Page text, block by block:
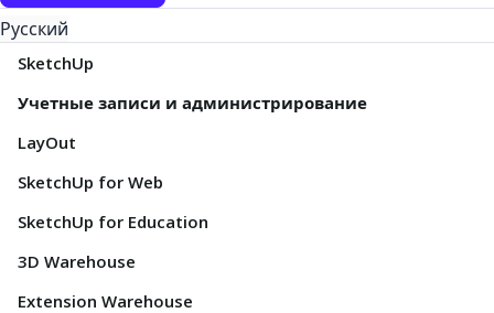
Русский
SketchUp
Учетные записи и администрирование
LayOut
SketchUp for Web
SketchUp for Education
3D Warehouse
Extension Warehouse